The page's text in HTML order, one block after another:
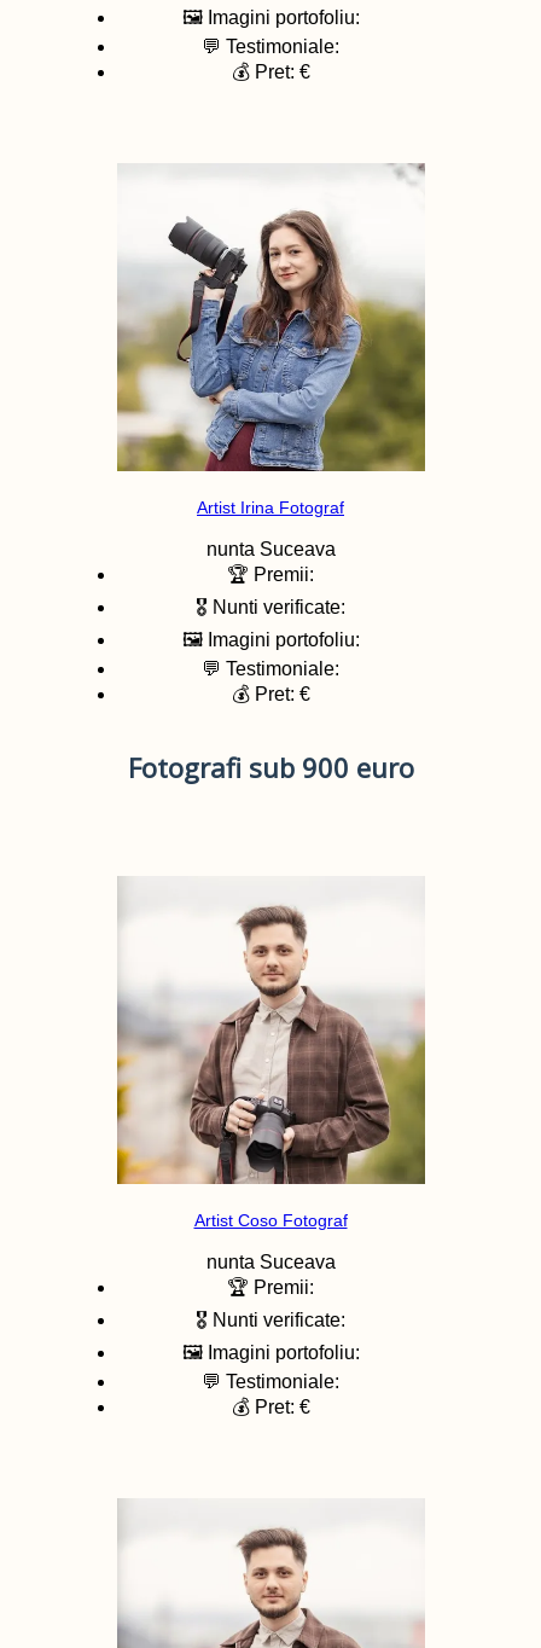
🖼️ Imagini portofoliu:
💬 Testimoniale:
💰 Pret: €
Artist Irina Fotograf
nunta Suceava
🏆 Premii:
🎖️ Nunti verificate:
🖼️ Imagini portofoliu:
💬 Testimoniale:
💰 Pret: €
Fotografi sub 900 euro
Artist Coso Fotograf
nunta Suceava
🏆 Premii:
🎖️ Nunti verificate:
🖼️ Imagini portofoliu:
💬 Testimoniale:
💰 Pret: €